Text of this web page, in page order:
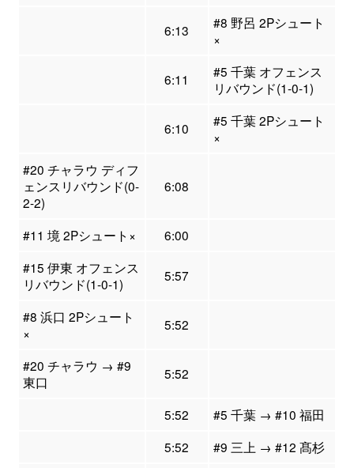
6:13
#8 野呂 2Pシュート
×
6:11
#5 千葉 オフェンス
リバウンド(1-0-1)
6:10
#5 千葉 2Pシュート
×
#20 チャラウ ディフ
ェンスリバウンド(0-
2-2)
6:08
#11 境 2Pシュート×
6:00
#15 伊東 オフェンス
リバウンド(1-0-1)
5:57
#8 浜口 2Pシュート
×
5:52
#20 チャラウ → #9
東口
5:52
5:52
#5 千葉 → #10 福田
5:52
#9 三上 → #12 髙杉